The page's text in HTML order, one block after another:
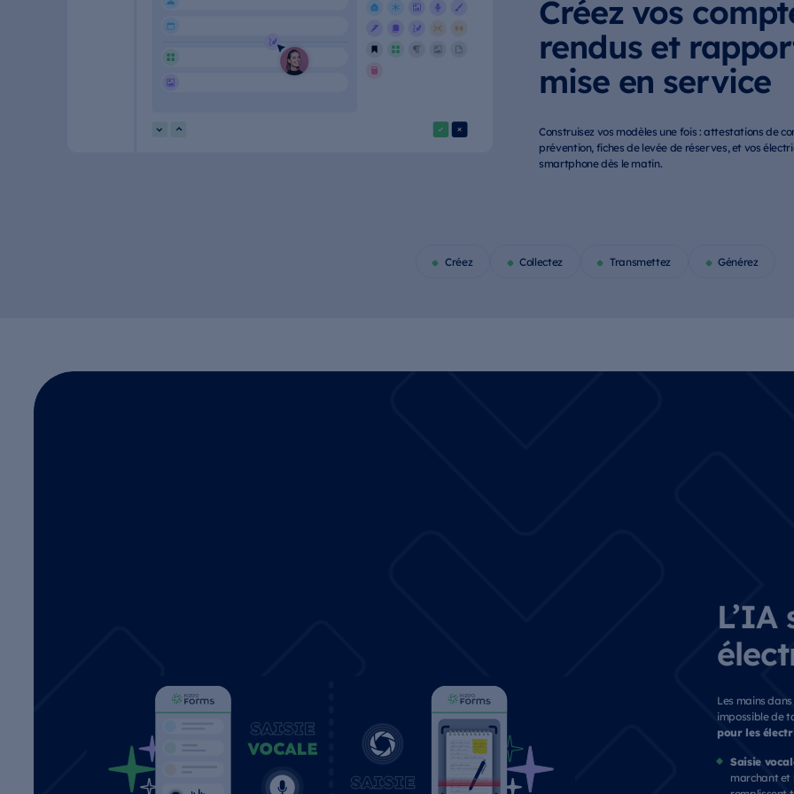
Créez vos
rendus et
mise en service
Construisez vos modèles une fois : attestations de
prévention, fiches de levée de réserves, et vos
smartphone dès le matin.
Créez Collectez Transmettez Générez
Les mains
impossible de
pour les
Saisie
marchant et